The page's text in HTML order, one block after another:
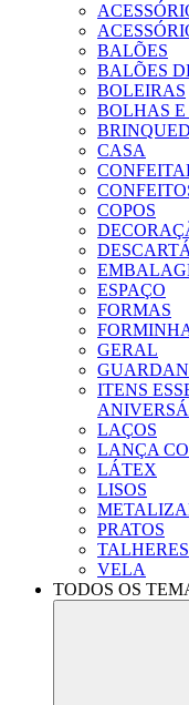
BALÕES
BALÕES
BOLEIRAS
BOLHAS E
CASA
COPOS
ESPAÇO
FORMAS
GERAL
ITENS
LAÇOS
LANÇA
LÁTEX
LISOS
PRATOS
TALHERES
VELA
TODOS OS